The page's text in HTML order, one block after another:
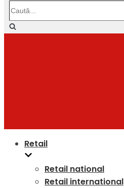
Caută...
Retail
Retail national
Retail international